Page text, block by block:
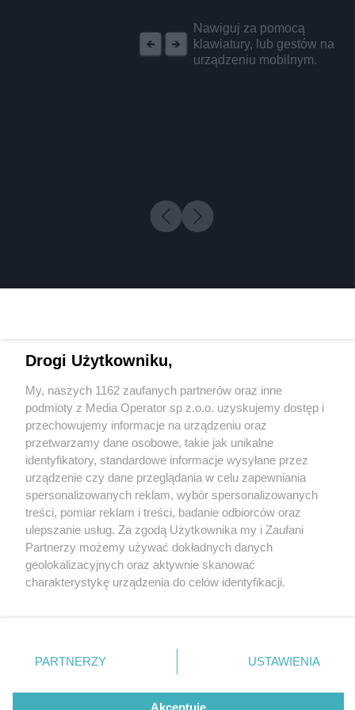
Nawiguj za pomocą
klawiatury, lub gestów na
urządzeniu mobilnym.
4 / 0
Wydawca mediów lokalnych
Nie zapomnij
zapoznać się z:
polityką prywatności regulamin korzystania z portali
Twojemiasto
Piekary Śląskie
Chorzów
Tarnowskie Góry
Gliwice
Skontakuj sięz nami
Kontakt
Wydawca
Redakcja
Drogi Użytkowniku,
My, naszych 1162 zaufanych partnerów oraz inne
podmioty z Media Operator sp z.o.o. uzyskujemy dostęp i
przechowujemy informacje na urządzeniu oraz
przetwarzamy dane osobowe, takie jak unikalne
identyfikatory, standardowe informacje wysyłane przez
urządzenie czy dane przeglądania w celu zapewniania
spersonalizowanych reklam, wybór spersonalizowanych
treści, pomiar reklam i treści, badanie odbiorców oraz
ulepszanie usług. Za zgodą Użytkownika my i Zaufani
Partnerzy możemy używać dokładnych danych
geolokalizacyjnych oraz aktywnie skanować
charakterystykę urządzenia do celów identyfikacji.
zmienić/wycofać klikając przycisk ustawień prywatności
znajdujący się w lewym dolnym rogu strony
rodzaje przetwarzania danych nie wymagają zgody
użytkownika, ale masz prawo sprzeciwić się takiemu
PARTNERZY USTAWIENIA
Akceptuję